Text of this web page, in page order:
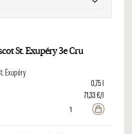
St. Exupéry 3e Cru
Exupéry
0,75 l
71,33 €/l